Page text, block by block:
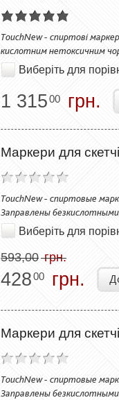
TouchNew - спиртові
кислотним нетоксичним
Виберіть для
1 31500 грн.
Маркери для
TouchNew - спиртовые
Заправлены
Виберіть для
593,00грн.
42800 грн.
Маркери для
TouchNew - спиртовые
Заправлены